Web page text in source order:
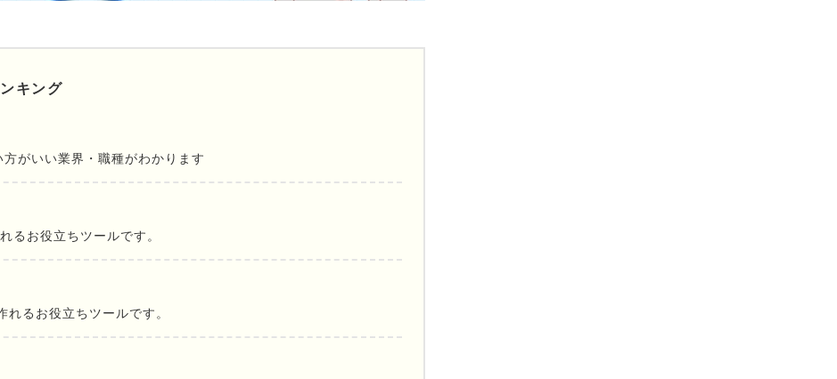
キング
がいい業界・職種がわかります
るお役立ちツールです。
るお役立ちツールです。